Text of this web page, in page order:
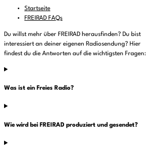
Startseite
FREIRAD FAQs
Du willst mehr über FREIRAD herausfinden? Du bist
interessiert an deiner eigenen Radiosendung? Hier
findest du die Antworten auf die wichtigsten Fragen:
Was ist ein Freies Radio?
Wie wird bei FREIRAD produziert und gesendet?